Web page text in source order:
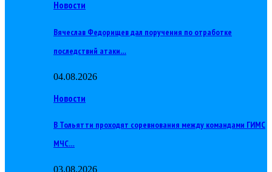
Новости
Вячеслав Федорищев дал поручения по отработке
последствий атаки…
04.08.2026
Новости
В Тольятти проходят соревнования между командами ГИМС
МЧС…
03.08.2026